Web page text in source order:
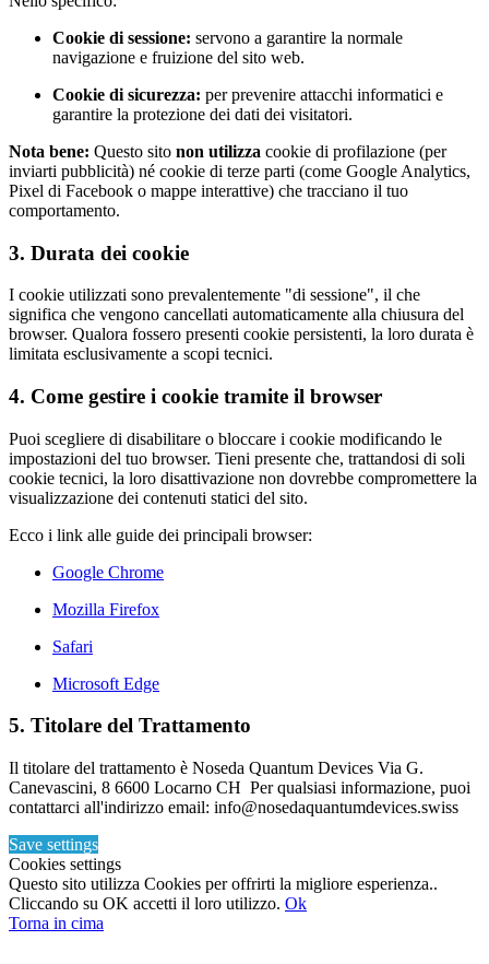
Cookie di sessione: servono a garantire la normale
navigazione e fruizione del sito web.
Cookie di sicurezza: per prevenire attacchi informatici e
garantire la protezione dei dati dei visitatori.
Nota bene: Questo sito non utilizza cookie di profilazione (per
inviarti pubblicità) né cookie di terze parti (come Google Analytics,
Pixel di Facebook o mappe interattive) che tracciano il tuo
comportamento.
3. Durata dei cookie
I cookie utilizzati sono prevalentemente "di sessione", il che
significa che vengono cancellati automaticamente alla chiusura del
browser. Qualora fossero presenti cookie persistenti, la loro durata è
limitata esclusivamente a scopi tecnici.
4. Come gestire i cookie tramite il browser
Puoi scegliere di disabilitare o bloccare i cookie modificando le
impostazioni del tuo browser. Tieni presente che, trattandosi di soli
cookie tecnici, la loro disattivazione non dovrebbe compromettere la
visualizzazione dei contenuti statici del sito.
Ecco i link alle guide dei principali browser:
Google Chrome
Mozilla Firefox
Safari
Microsoft Edge
5. Titolare del Trattamento
Il titolare del trattamento è Noseda Quantum Devices Via G.
Canevascini, 8 6600 Locarno CH Per qualsiasi informazione, puoi
contattarci all'indirizzo email: info@nosedaquantumdevices.swiss
Save settings
Cookies settings
Questo sito utilizza Cookies per offrirti la migliore esperienza..
Cliccando su OK accetti il loro utilizzo. Ok
Torna in cima